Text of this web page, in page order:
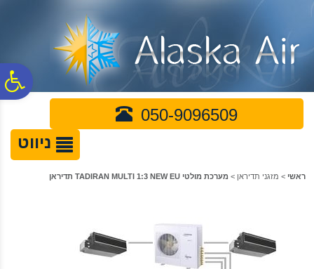
נגישות
המרכזי
050-9096509
ניווט
ראשי > מזגני תדיראן > מערכת מולטי TADIRAN MULTI 1:3 NEW EU תדיראן